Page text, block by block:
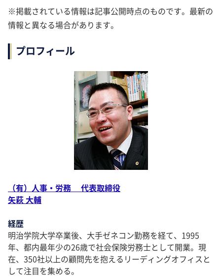
※掲載されている情報は記事公開時点のものです。最新の
情報と異なる場合があります。
プロフィール
（有）人事・労務 代表取締役
矢萩 大輔
経歴
明治学院大学卒業後、大手ゼネコン勤務を経て、1995
年、都内最年少の26歳で社会保険労務士として開業。現
在、350社以上の顧問先を抱えるリーディングオフィスと
して注目を集める。